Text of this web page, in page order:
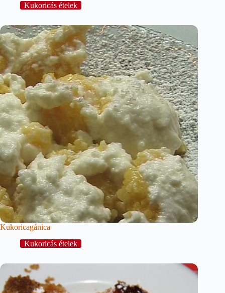
Kukoricás ételek
Kukoricagánica
Kukoricás ételek